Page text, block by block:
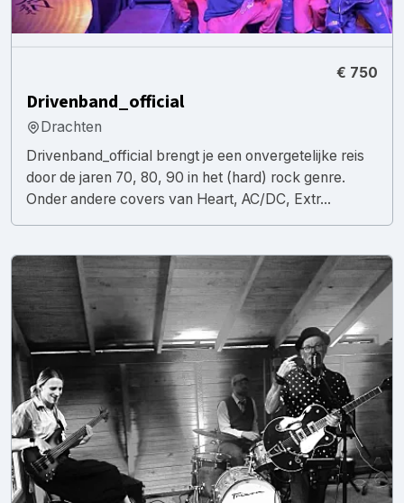
€ 750
Drivenband_official
Drachten
Drivenband_official brengt je een onvergetelijke reis
door de jaren 70, 80, 90 in het (hard) rock genre.
Onder andere covers van Heart, AC/DC, Extr...